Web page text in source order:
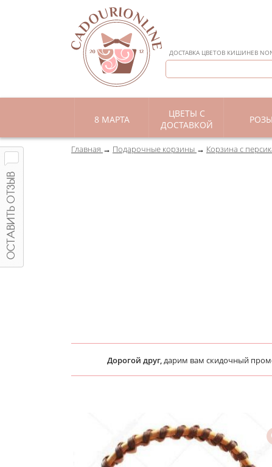
ДОСТАВКА ЦВЕТОВ КИШИНЕВ
8 МАРТА
ЦВЕТЫ С
ДОСТАВКОЙ
РОЗЫ
Главная Подарочные корзины Корзина с
Дорогой друг,дарим вам скидочный